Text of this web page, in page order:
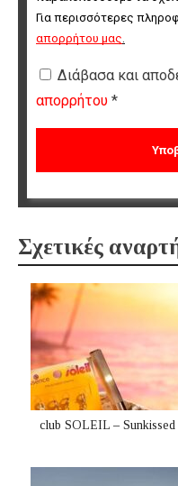
Για περισσότερες
απορρήτου μας
Διάβασα και
απορρήτου *
Σχετικές
club SOLEIL –